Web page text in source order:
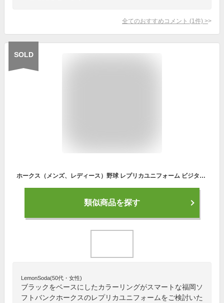
全てのおすすめコメント (1 件) >
SOLD
ホークス（メンズ、レディース）野球 レプリカユニフォーム ビジター 無地 福岡ソフトバンクホークス 45624507126
類似商品を探す
LemonSoda(50代・女性)
ブラックをベースにしたカラーリングがスマートな福岡ソ
フトバンクホークスのレプリカユニフォームをご検討いた